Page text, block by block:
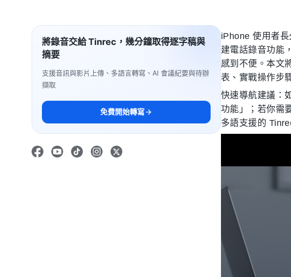
將錄音交給 Tinrec，幾分鐘取得逐字稿與
摘要
支援音訊與影片上傳、多語言轉寫、AI 會議紀要與待辦
擷取
免費開始轉寫
iPhone 使用者
建電話錄音功能
感到不便。本文
表、實戰操作步
快速導航建議：
功能」；若你需
多語支援的